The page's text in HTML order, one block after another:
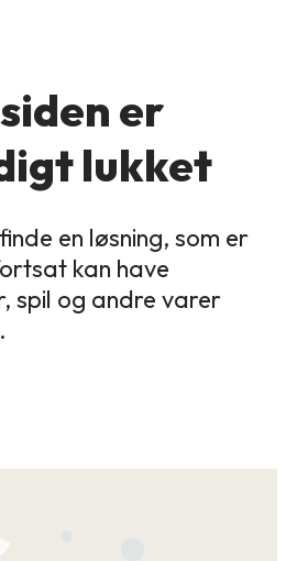
er
lukket
en løsning, som er
kan have
spil og andre varer